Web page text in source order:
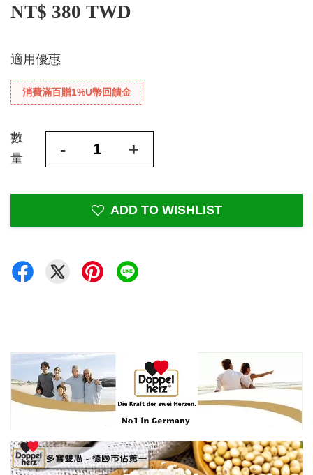
NT$ 380 TWD
適用優惠
消費滿百贈1%U幣回饋金
數
量
- +
ADD TO WISHLIST